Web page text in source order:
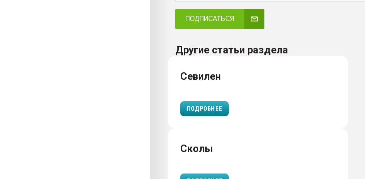
ПОДПИСАТЬСЯ
Другие статьи раздела
Севилен
ПОДРОБНЕЕ
Сколы